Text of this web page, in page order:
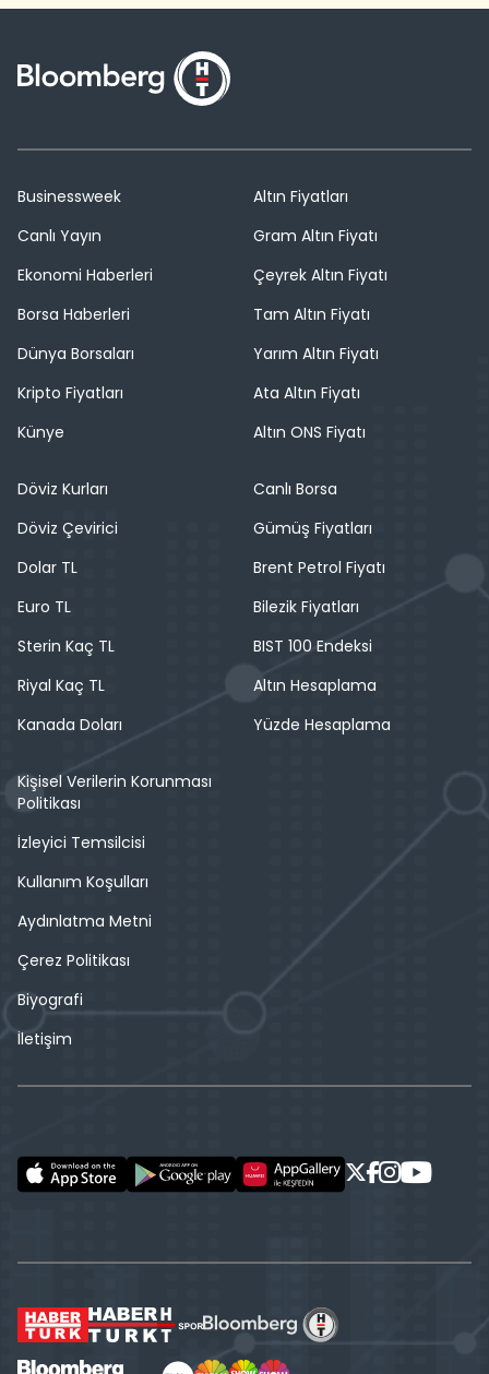
Businessweek
Canlı Yayın
Ekonomi Haberleri
Borsa Haberleri
Dünya Borsaları
Kripto Fiyatları
Künye
Altın Fiyatları
Gram Altın Fiyatı
Çeyrek Altın Fiyatı
Tam Altın Fiyatı
Yarım Altın Fiyatı
Ata Altın Fiyatı
Altın ONS Fiyatı
Döviz Kurları
Döviz Çevirici
Dolar TL
Euro TL
Sterin Kaç TL
Riyal Kaç TL
Kanada Doları
Canlı Borsa
Gümüş Fiyatları
Brent Petrol Fiyatı
Bilezik Fiyatları
BIST 100 Endeksi
Altın Hesaplama
Yüzde Hesaplama
Kişisel Verilerin Korunması
Politikası
İzleyici Temsilcisi
Kullanım Koşulları
Aydınlatma Metni
Çerez Politikası
Biyografi
İletişim